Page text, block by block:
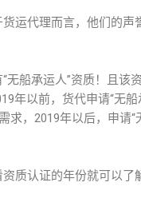
运代理而言，他们的声
船承运人”资质！且该
年以前，货代申请“无
，2019年以后，申请“
质认证的年份就可以了